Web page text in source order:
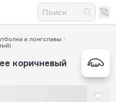
и лонгсливы
коричневый